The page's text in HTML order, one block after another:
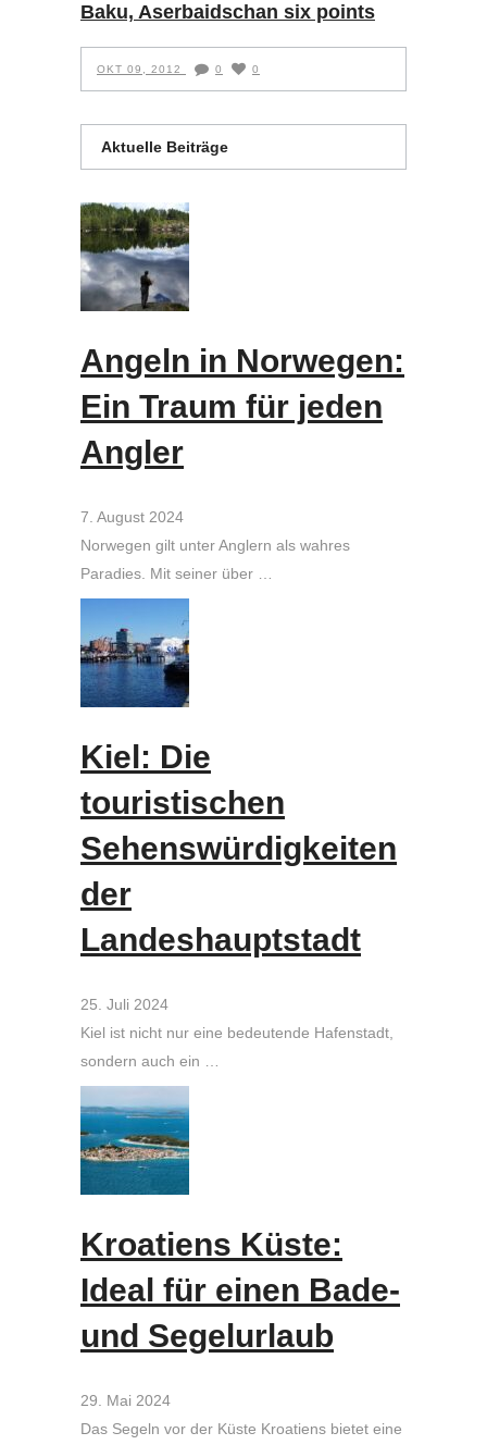
Baku, Aserbaidschan six points
OKT 09, 2012 0 0
Aktuelle Beiträge
Angeln in Norwegen:
Ein Traum für jeden
Angler
7. August 2024
Norwegen gilt unter Anglern als wahres
Paradies. Mit seiner über …
Kiel: Die
touristischen
Sehenswürdigkeiten
der
Landeshauptstadt
25. Juli 2024
Kiel ist nicht nur eine bedeutende Hafenstadt,
sondern auch ein …
Kroatiens Küste:
Ideal für einen Bade-
und Segelurlaub
29. Mai 2024
Das Segeln vor der Küste Kroatiens bietet eine